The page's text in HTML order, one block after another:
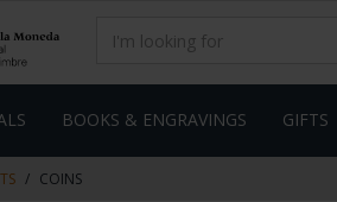
BOOKS & ENGRAVINGS GIFTS
COINS